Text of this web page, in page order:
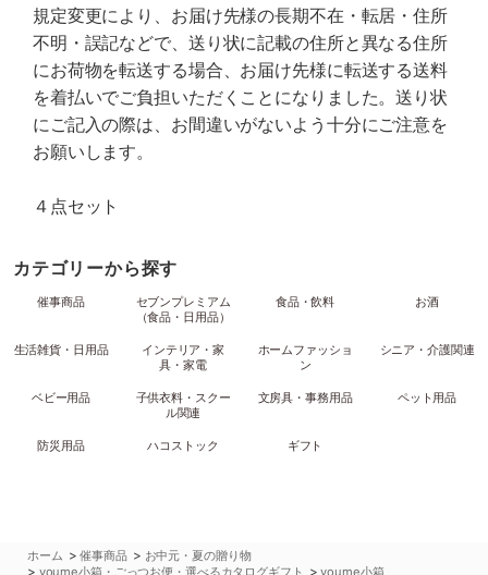
規定変更により、お届け先様の長期不在・転居・住所
不明・誤記などで、送り状に記載の住所と異なる住所
にお荷物を転送する場合、お届け先様に転送する送料
を着払いでご負担いただくことになりました。送り状
にご記入の際は、お間違いがないよう十分にご注意を
お願いします。
４点セット
カテゴリーから探す
催事商品
セブンプレミアム
（食品・日用品）
食品・飲料 お酒
生活雑貨・日用品
インテリア・家
具・家電
ホームファッショ
ン
シニア・介護関連
ベビー用品
子供衣料・スクー
ル関連
文房具・事務用品 ペット用品
防災用品 ハコストック ギフト
ホーム >催事商品 > お中元・夏の贈り物
> youme小箱・ごっつお便・選べるカタログギフト >youme小箱